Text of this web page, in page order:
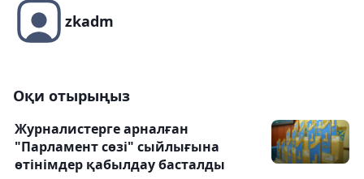
zkadm
Оқи отырыңыз
Журналистерге арналған
"Парламент сөзі" сыйлығына
өтінімдер қабылдау басталды